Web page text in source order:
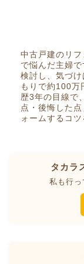
中古戸建のリ
で悩んだ主婦
検討し、気づ
もりで約100万
歴3年の目線で
点・後悔した
ォームするコ
タカラ
私も行っ